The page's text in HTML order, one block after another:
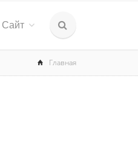
Сайт
Главная